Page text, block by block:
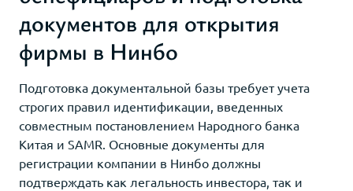
документов для открытия
фирмы в Нинбо
Подготовка документальной базы требует учета
строгих правил идентификации, введенных
совместным постановлением Народного банка
Китая и SAMR. Основные документы для
регистрации компании в Нинбо должны
подтверждать как легальность инвестора, так и